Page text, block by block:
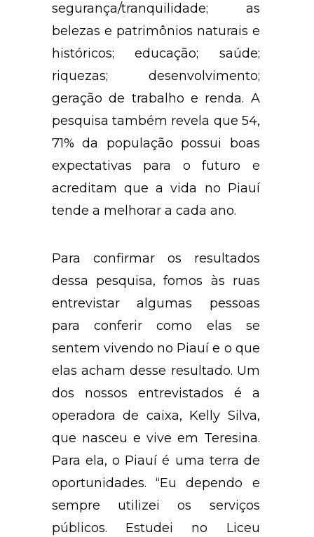
segurança/tranquilidade; as
belezas e patrimônios naturais e
históricos; educação; saúde;
riquezas; desenvolvimento;
geração de trabalho e renda. A
pesquisa também revela que 54,
71% da população possui boas
expectativas para o futuro e
acreditam que a vida no Piauí
tende a melhorar a cada ano.
Para confirmar os resultados
dessa pesquisa, fomos às ruas
entrevistar algumas pessoas
para conferir como elas se
sentem vivendo no Piauí e o que
elas acham desse resultado. Um
dos nossos entrevistados é a
operadora de caixa, Kelly Silva,
que nasceu e vive em Teresina.
Para ela, o Piauí é uma terra de
oportunidades. “Eu dependo e
sempre utilizei os serviços
públicos. Estudei no Liceu